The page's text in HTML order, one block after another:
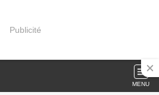
Publicité
MENU